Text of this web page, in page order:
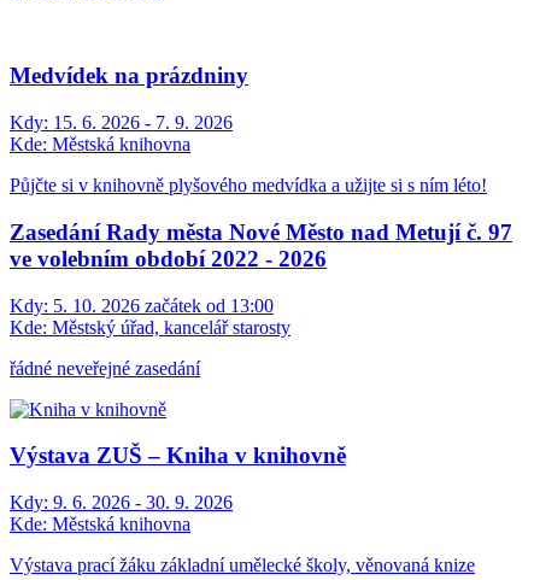
Medvídek na prázdniny
Kdy: 15. 6. 2026 - 7. 9. 2026
Kde: Městská knihovna
Půjčte si v knihovně plyšového medvídka a užijte si s ním léto!
Zasedání Rady města Nové Město nad Metují č. 97
ve volebním období 2022 - 2026
Kdy: 5. 10. 2026 začátek od 13:00
Kde: Městský úřad, kancelář starosty
řádné neveřejné zasedání
Výstava ZUŠ – Kniha v knihovně
Kdy: 9. 6. 2026 - 30. 9. 2026
Kde: Městská knihovna
Výstava prací žáku základní umělecké školy, věnovaná knize